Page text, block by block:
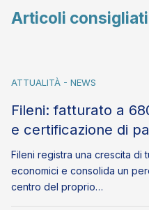
Articoli consigliati
ATTUALITÀ - NEWS
Fileni: fatturato a
e certificazione di
Fileni registra una crescita di
economici e consolida un
centro del proprio…